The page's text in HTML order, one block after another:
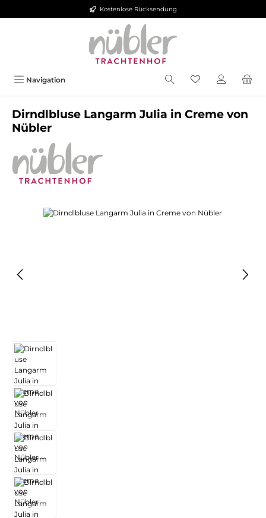
Zum Hauptinhalt springen Kostenlose Rücksendung
Navigation
Dirndlbluse Langarm Julia in Creme von
Nübler
Bildergalerie überspringen